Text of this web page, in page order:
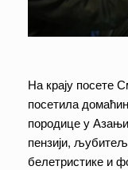
На крају посете
посетила
породице у
пензији,
белетристике и